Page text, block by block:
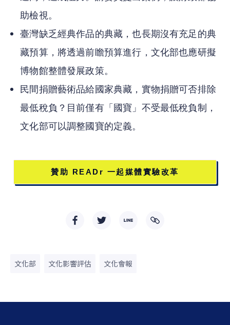
助檢視。
臺灣缺乏經典作品的典藏，也長期沒有充足的典
藏預算，將透過前瞻預算進行，文化部也應研擬
博物館整體發展政策。
民間捐贈藝術品給國家典藏，實物捐贈可否排除
最低稅負？目前僅有「國寶」不受最低稅負制，
文化部可以調整國寶的定義。
贊助 READr 一起媒體實驗改革
文化部 文化影響評估 文化會報